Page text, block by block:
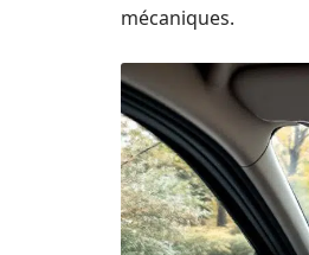
mécaniques.